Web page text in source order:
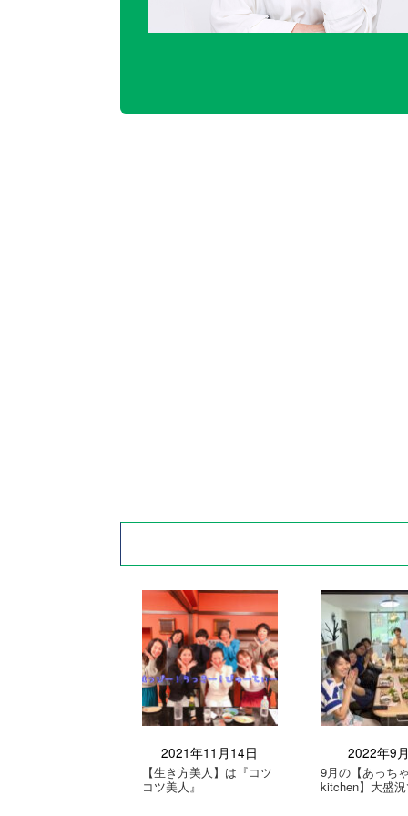
2021年11月14日
【生き方美人】は『コツ
コツ美人』
2022年9
9月の【あっち
kitchen】大盛